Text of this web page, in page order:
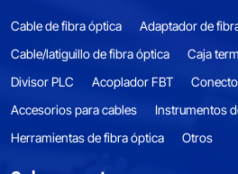
Cable de fibra óptica
Adaptador de
Cable/latiguillo de fibra óptica
Caja
Divisor PLC
Acoplador FBT
Accesorios para cables
Instrumentos
Herramientas de fibra óptica
Otros